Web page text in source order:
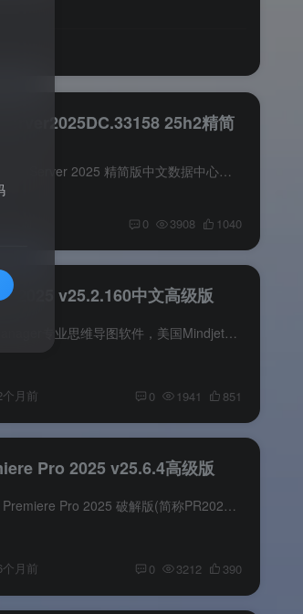
25h2精简
系统介绍 xb21cn WinServer 2025 精简版中文数据中心版，专为老旧电脑与虚拟机优化的轻量化服务器系统。已移除更新精简冗余组件与服务，集成 .NET、UWF、GUI 控制器等实用功能，并移植蓝牙、人...
0 3908 1040
2025 v25.2.160中文高级版
软件介绍 MindManager专业思维导图软件，美国Mindjet公司开发，一款可视化管理的思维导图软件，界面友好功能强大，头脑风暴、会议管理及项目管理工具帮您轻松创建思维导图，有序组织思维、资源...
个月前 0 1941 851
Pro 2025 v25.6.4高级版
软件介绍 Adobe Premiere Pro 2025 破解版(简称PR2025)是一款专业视频剪辑软件,提供完整的视频采集,剪辑,调色,音频处理,字幕添加和输出功能.Adobe Premiere Pro 2025 中文破解版下载,永久激活完...
个月前 0 3212 390